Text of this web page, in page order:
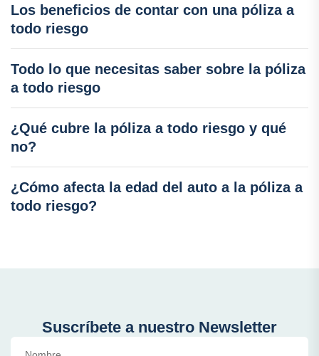
Los beneficios de contar con una póliza a
todo riesgo
Todo lo que necesitas saber sobre la póliza
a todo riesgo
¿Qué cubre la póliza a todo riesgo y qué
no?
¿Cómo afecta la edad del auto a la póliza a
todo riesgo?
Suscríbete a nuestro Newsletter